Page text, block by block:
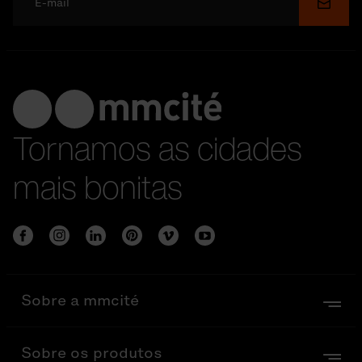
Enviar
Tornamos as cidades
mais bonitas
Sobre a mmcité
Sobre os produtos